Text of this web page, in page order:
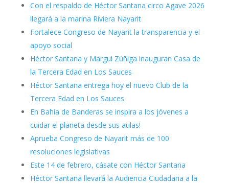
Con el respaldo de Héctor Santana circo Agave 2026
llegará a la marina Riviera Nayarit
Fortalece Congreso de Nayarit la transparencia y el
apoyo social
Héctor Santana y Margui Zúñiga inauguran Casa de
la Tercera Edad en Los Sauces
Héctor Santana entrega hoy el nuevo Club de la
Tercera Edad en Los Sauces
En Bahía de Banderas se inspira a los jóvenes a
cuidar el planeta desde sus aulas!
Aprueba Congreso de Nayarit más de 100
resoluciones legislativas
Este 14 de febrero, cásate con Héctor Santana
Héctor Santana llevará la Audiencia Ciudadana a la